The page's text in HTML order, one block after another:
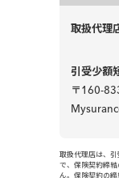
取扱代理
引受少額
〒160-
取扱代理店は、
で、保険契約締
ん。保険契約の